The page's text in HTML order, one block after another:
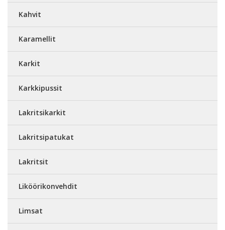
Kahvit
Karamellit
Karkit
Karkkipussit
Lakritsikarkit
Lakritsipatukat
Lakritsit
Liköörikonvehdit
Limsat